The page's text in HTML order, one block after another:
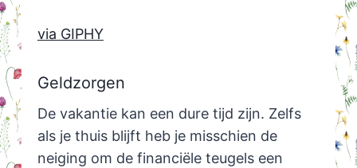
via GIPHY
Geldzorgen
De vakantie kan een dure tijd zijn. Zelfs
als je thuis blijft heb je misschien de
neiging om de financiële teugels een